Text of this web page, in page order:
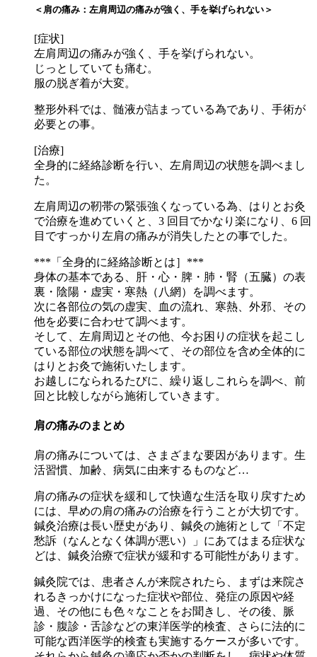
＜肩の痛み：左肩周辺の痛みが強く、手を挙げられない＞
[症状]
左肩周辺の痛みが強く、手を挙げられない。
じっとしていても痛む。
服の脱ぎ着が大変。
整形外科では、髄液が詰まっている為であり、手術が
必要との事。
[治療]
全身的に経絡診断を行い、左肩周辺の状態を調べまし
た。
左肩周辺の靭帯の緊張強くなっている為、はりとお灸
で治療を進めていくと、3 回目でかなり楽になり、6 回
目ですっかり左肩の痛みが消失したとの事でした。
***「全身的に経絡診断とは］***
身体の基本である、肝・心・脾・肺・腎（五臓）の表
裏・陰陽・虚実・寒熱（八網）を調べます。
次に各部位の気の虚実、血の流れ、寒熱、外邪、その
他を必要に合わせて調べます。
そして、左肩周辺とその他、今お困りの症状を起こし
ている部位の状態を調べて、その部位を含め全体的に
はりとお灸で施術いたします。
お越しになられるたびに、繰り返しこれらを調べ、前
回と比較しながら施術していきます。
肩の痛みのまとめ
肩の痛みについては、さまざまな要因があります。生
活習慣、加齢、病気に由来するものなど…
肩の痛みの症状を緩和して快適な生活を取り戻すため
には、早めの肩の痛みの治療を行うことが大切です。
鍼灸治療は長い歴史があり、鍼灸の施術として「不定
愁訴（なんとなく体調が悪い）」にあてはまる症状な
どは、鍼灸治療で症状が緩和する可能性があります。
鍼灸院では、患者さんが来院されたら、まずは来院さ
れるきっかけになった症状や部位、発症の原因や経
過、その他にも色々なことをお聞きし、その後、脈
診・腹診・舌診などの東洋医学的検査、さらに法的に
可能な西洋医学的検査も実施するケースが多いです。